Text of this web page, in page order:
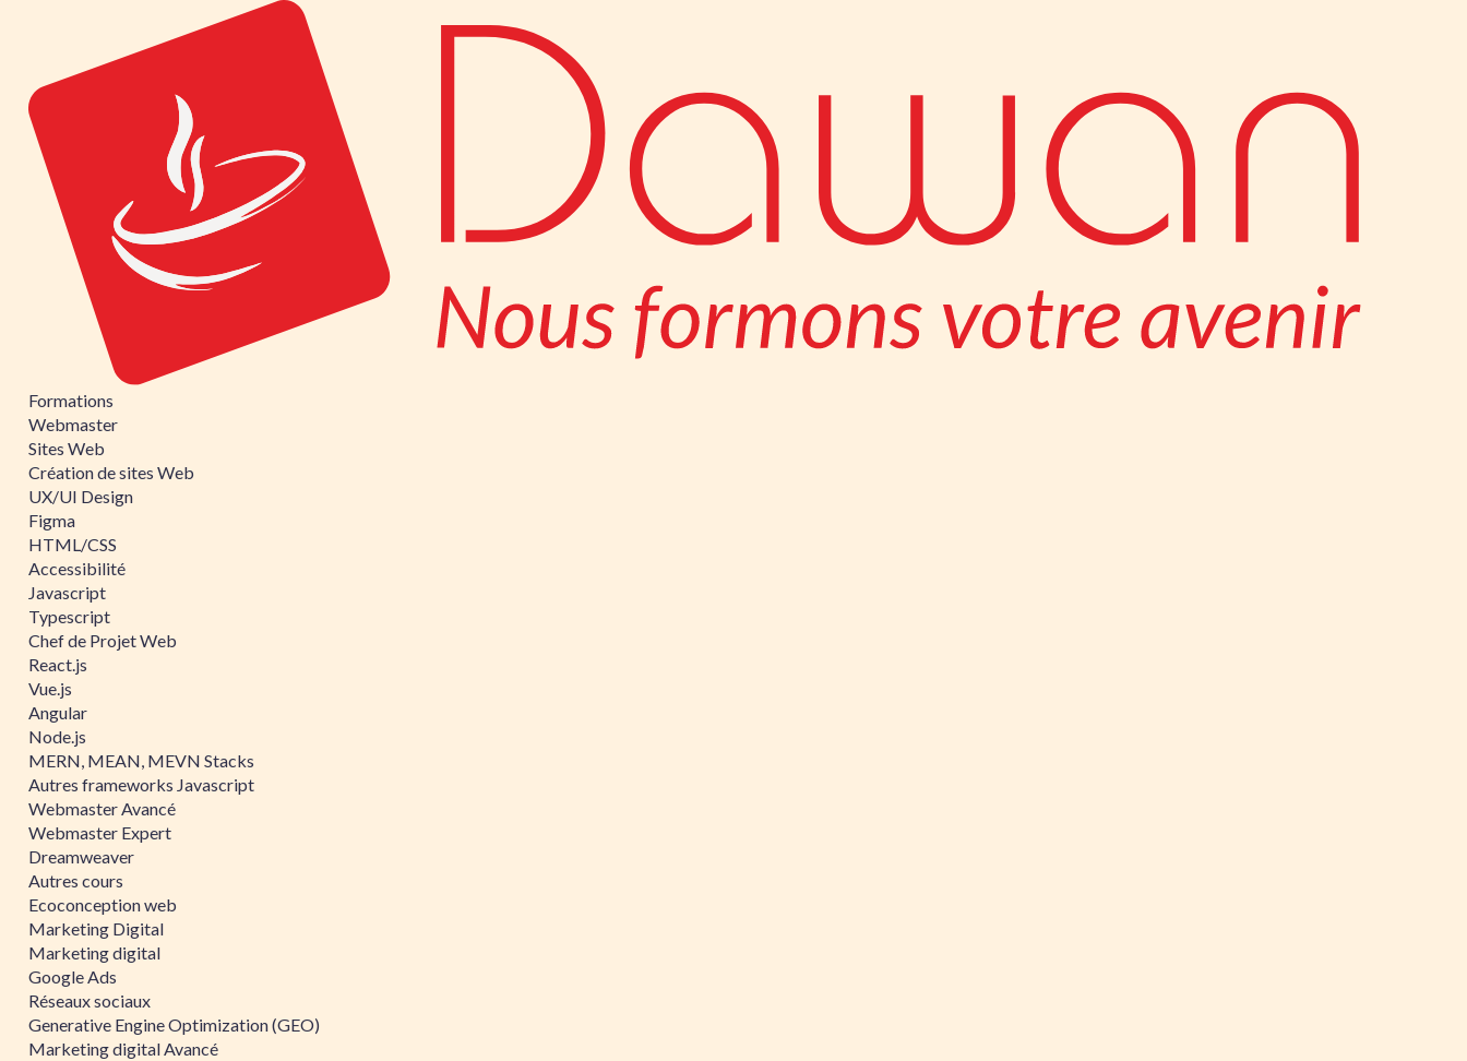
Formations
Webmaster
Sites Web
Création de sites Web
UX/UI Design
Figma
HTML/CSS
Accessibilité
Javascript
Typescript
Chef de Projet Web
React.js
Vue.js
Angular
Node.js
MERN, MEAN, MEVN Stacks
Autres frameworks Javascript
Webmaster Avancé
Webmaster Expert
Dreamweaver
Autres cours
Ecoconception web
Marketing Digital
Marketing digital
Google Ads
Réseaux sociaux
Generative Engine Optimization (GEO)
Marketing digital Avancé